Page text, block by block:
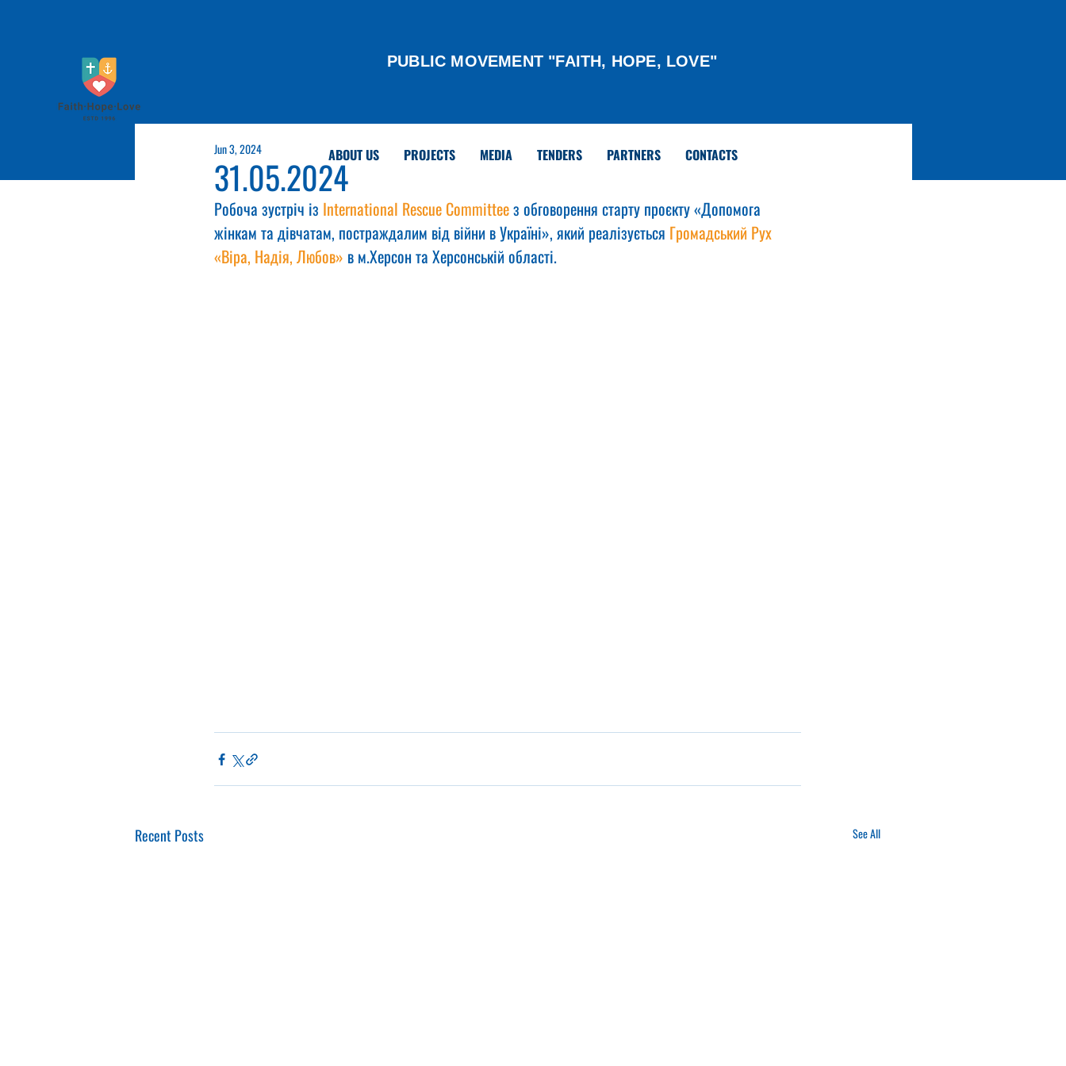
PUBLIC MOVEMENT "FAITH, HOPE, LOVE"
ABOUT US PROJECTS MEDIA TENDERS PARTNERS CONTACTS
31.05.2024
Jun 3, 2024
Робоча зустріч із International Rescue Committee з обговорення старту проєкту «Допомога
жінкам та дівчатам, постраждалим від війни в Україні», який реалізується Громадський Рух
«Віра, Надія, Любов» в м.Херсон та Херсонській області.
Recent Posts See All